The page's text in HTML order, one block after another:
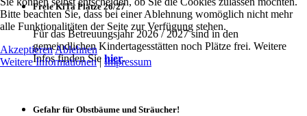
Freie KiTa Plätze 26/27
Für das Betreuungsjahr 2026 / 2027 sind in den
gemeindlichen Kindertagesstätten noch Plätze frei. Weitere
Infos finden Sie hier.
Gefahr für Obstbäume und Sträucher!
Bitte beachten Sie, dass bei einer Ablehnung womöglich nicht mehr
alle Funktionalitäten der Seite zur Verfügung stehen.
AkzeptierenAblehnen
Weitere Informationen| Impressum